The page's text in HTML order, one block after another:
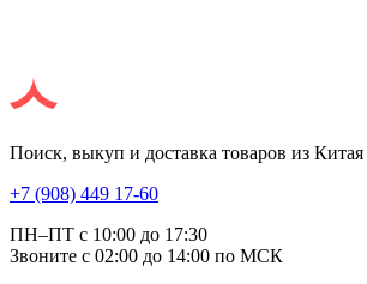
Поиск, выкуп и доставка товаров из Китая
+7 (908) 449 17-60
ПН–ПТ с 10:00 до 17:30
Звоните с 02:00 до 14:00 по МСК